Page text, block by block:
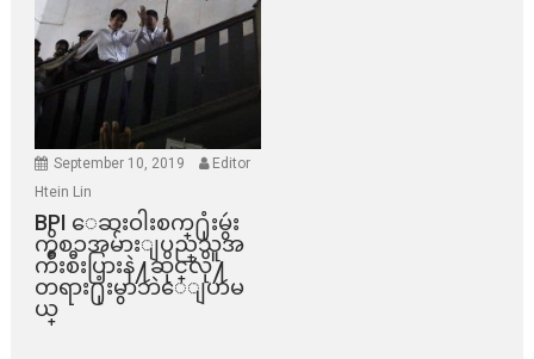
September 10, 2019
Editor
Htein Lin
BPI ​ေဆးဝါးစက္​႐ုံးမွဴး
ကိစၥအမ်ားျပည္​သူအ
က်ိဳးစီးပြားနဲ႔ဆိုင္​လို႔
တရား႐ုံးမွာဘဲေျပာမ
ယ္​